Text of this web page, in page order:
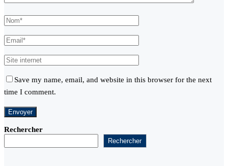
Save my name, email, and website in this browser for the next
time I comment.
Rechercher
Rechercher